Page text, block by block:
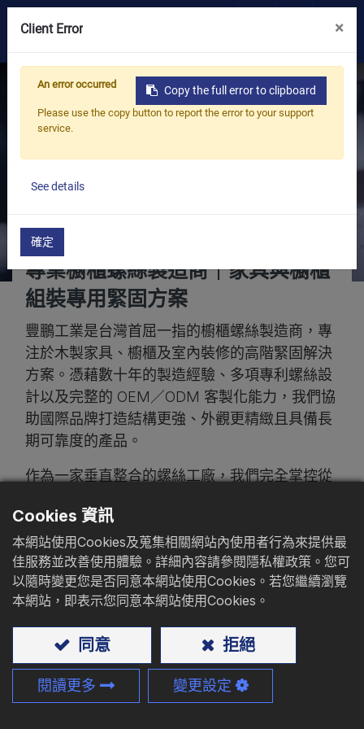
OEM/ODM
產品
ESG
關於我們
最新消息
型錄下載
聯絡我們
專業櫥櫃螺絲製造商｜家具與櫥櫃
組裝專用緊固方案
豐鵬工業是台灣首屈一指的櫥櫃螺絲製造商，專
注於木製家具、櫥櫃及室內裝修的高階緊固解決
方案。憑藉數十年的製造經驗、多項專利螺絲設
計以及完整的 OEM／ODM 客製化能力，我們協
助國際品牌打造結構更強、外觀更精緻且具備長
期可靠度的產品。
作為一家垂直整合的螺絲工廠，我們完全掌控從
了我們能為全球合作夥伴提供品質一致、價格具
競爭力且交期穩定的供應服務。
首頁 產品 一般螺絲 櫥櫃螺絲
篩選
Cookies 資訊
本網站使用Cookies及蒐集相關網站內使用者行為來提供最
佳服務並改善使用體驗。詳細內容請參閱隱私權政策。您可
以隨時變更您是否同意本網站使用Cookies。若您繼續瀏覽
本網站，即表示您同意本網站使用Cookies。
同意 拒絕
閱讀更多 變更設定
Client Error ×
Copy the full error to clipboard
An error occurred
Please use the copy button to report the error to your support
service.
See details
確定